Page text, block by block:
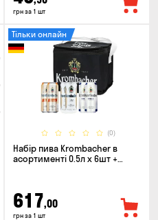
грн за 1 шт
(0)
Тільки онлайн
Набір пива Krombacher в
асортименті 0.5л х 6шт +
617,00
грн за 1 шт